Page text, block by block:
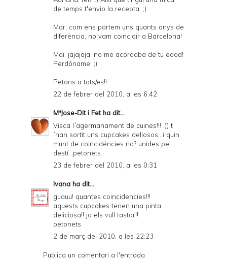
de temps t'envio la recepta. ;)
Mar, com ens portem uns quants anys de
diferència, no vam coincidir a Barcelona!
Mai, jajajaja, no me acordaba de tu edad!
Perdóname! ;)
Petons a tots/es!!
22 de febrer del 2010, a les 6:42
MªJose-Dit i Fetha dit...
Visca l´agermanament de cuines!!! :)) t
´han sortit uns cupcakes deliosos...i quin
munt de coincidéncies no? unides pel
destí...petonets
23 de febrer del 2010, a les 0:31
Ivana ha dit...
guauu! quantes coincidencies!!!
aquests cupcakes tenen una pinta
deliciosa!! jo els vull tastar!!
petonets
2 de març del 2010, a les 22:23
Publica un comentari a l'entrada